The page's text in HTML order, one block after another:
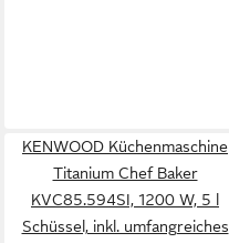
KENWOOD Küchenmaschine
Titanium Chef Baker
KVC85.594SI, 1200 W, 5 l
Schüssel, inkl. umfangreiches